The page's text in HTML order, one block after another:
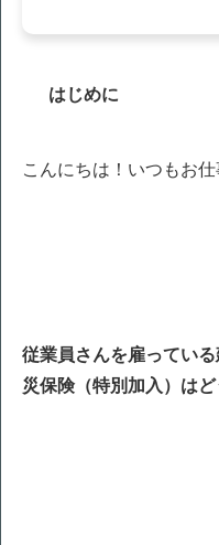
はじめに
こんにちは！いつもお仕
従業員さんを雇ってい
災保険（特別加入）は